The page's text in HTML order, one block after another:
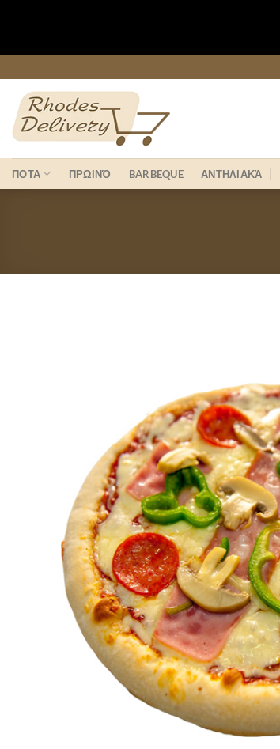
to
content
ΠΟΤΑ ΠΡΩΙΝΌ BARBEQUE ΑΝΤΗΛΙΑΚΆ